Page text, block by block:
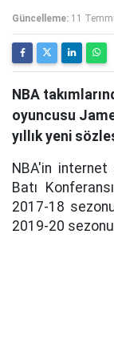
Güncelleme: 11
NBA
oyuncusu
yıllık yeni
NBA'in
Batı
2017-18
2019-20